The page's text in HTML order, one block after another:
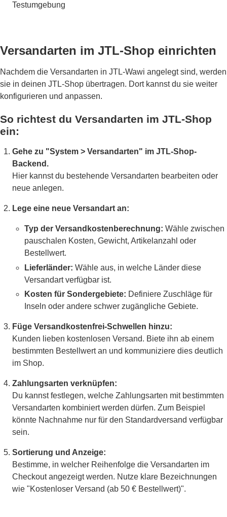
Testumgebung
Versandarten im JTL-Shop einrichten
Nachdem die Versandarten in JTL-Wawi angelegt sind, werden
sie in deinen JTL-Shop übertragen. Dort kannst du sie weiter
konfigurieren und anpassen.
So richtest du Versandarten im JTL-Shop
ein:
Gehe zu "System > Versandarten" im JTL-Shop-
Backend.
Hier kannst du bestehende Versandarten bearbeiten oder
neue anlegen.
Lege eine neue Versandart an:
Typ der Versandkostenberechnung: Wähle zwischen
pauschalen Kosten, Gewicht, Artikelanzahl oder
Bestellwert.
Lieferländer: Wähle aus, in welche Länder diese
Versandart verfügbar ist.
Kosten für Sondergebiete: Definiere Zuschläge für
Inseln oder andere schwer zugängliche Gebiete.
Füge Versandkostenfrei-Schwellen hinzu:
Kunden lieben kostenlosen Versand. Biete ihn ab einem
bestimmten Bestellwert an und kommuniziere dies deutlich
im Shop.
Zahlungsarten verknüpfen:
Du kannst festlegen, welche Zahlungsarten mit bestimmten
Versandarten kombiniert werden dürfen. Zum Beispiel
könnte Nachnahme nur für den Standardversand verfügbar
sein.
Sortierung und Anzeige:
Bestimme, in welcher Reihenfolge die Versandarten im
Checkout angezeigt werden. Nutze klare Bezeichnungen
wie "Kostenloser Versand (ab 50 € Bestellwert)".